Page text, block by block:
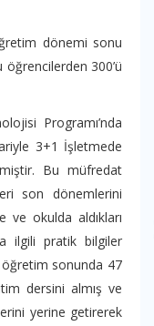
dönemi sonu
300’ü
Programı’nda
3+1 İşletmede
Bu müfredat
son dönemlerini
okulda aldıkları
ilgili pratik bilgiler
sonunda 47
dersini almış ve
yerine getirerek